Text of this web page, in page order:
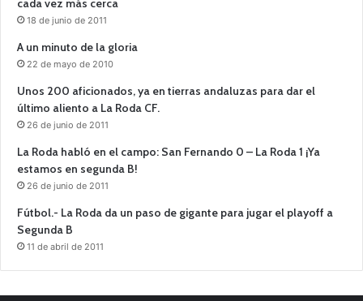
cada vez más cerca
18 de junio de 2011
A un minuto de la gloria
22 de mayo de 2010
Unos 200 aficionados, ya en tierras andaluzas para dar el
último aliento a La Roda CF.
26 de junio de 2011
La Roda habló en el campo: San Fernando 0 – La Roda 1 ¡Ya
estamos en segunda B!
26 de junio de 2011
Fútbol.- La Roda da un paso de gigante para jugar el playoff a
Segunda B
11 de abril de 2011